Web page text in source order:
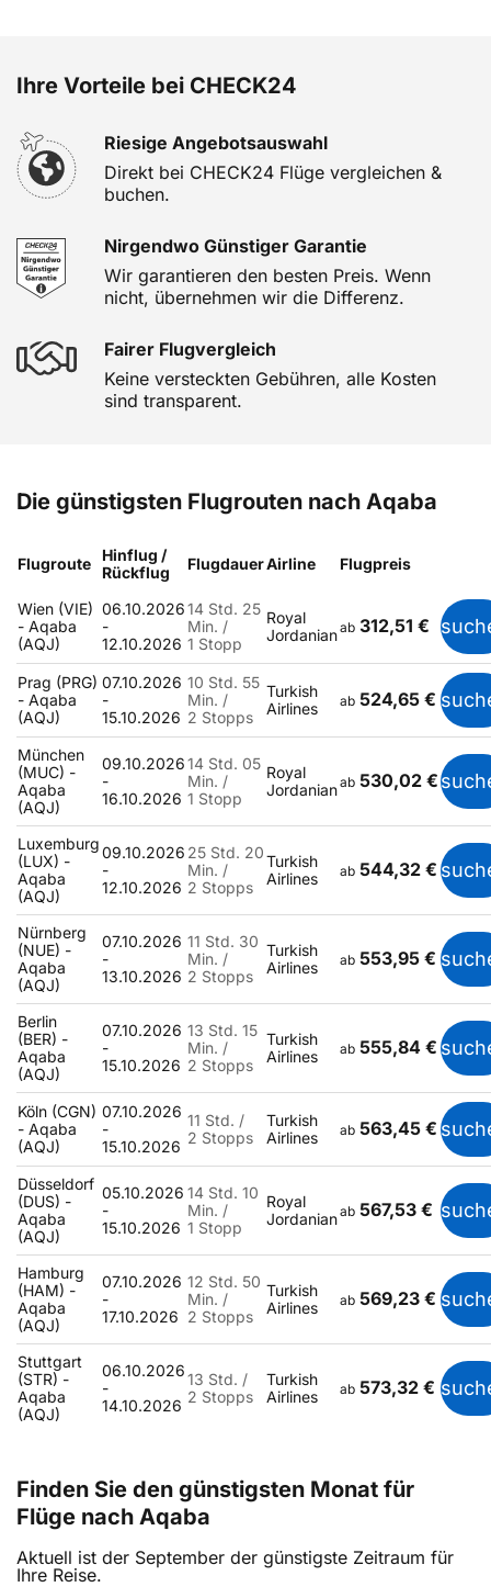
Ihre Vorteile bei CHECK24
Riesige Angebotsauswahl
Direkt bei CHECK24 Flüge vergleichen &
buchen.
Nirgendwo Günstiger Garantie
Wir garantieren den besten Preis. Wenn
nicht, übernehmen wir die Differenz.
Fairer Flugvergleich
Keine versteckten Gebühren, alle Kosten
sind transparent.
Die günstigsten Flugrouten nach Aqaba
Flugroute
Hinflug /
Rückflug
FlugdauerAirline Flugpreis
Wien (VIE)
- Aqaba
(AQJ)
06.10.2026
-
12.10.2026
14 Std. 25
Min. /
1 Stopp
Royal
Jordanianab 312,51 €
Prag (PRG)
- Aqaba
(AQJ)
07.10.2026
-
15.10.2026
10 Std. 55
Min. /
2 Stopps
Turkish
Airlines
ab 524,65 €
München
(MUC) -
Aqaba
(AQJ)
09.10.2026
-
16.10.2026
14 Std. 05
Min. /
1 Stopp
Royal
Jordanianab 530,02 €
Luxemburg
(LUX) -
Aqaba
(AQJ)
09.10.2026
-
12.10.2026
25 Std. 20
Min. /
2 Stopps
Turkish
Airlines
ab 544,32 €
Nürnberg
(NUE) -
Aqaba
(AQJ)
07.10.2026
-
13.10.2026
11 Std. 30
Min. /
2 Stopps
Turkish
Airlines
ab 553,95 €
Berlin
(BER) -
Aqaba
(AQJ)
07.10.2026
-
15.10.2026
13 Std. 15
Min. /
2 Stopps
Turkish
Airlines
ab 555,84 €
Köln (CGN)
- Aqaba
(AQJ)
07.10.2026
-
15.10.2026
11 Std. /
2 Stopps
Turkish
Airlines
ab 563,45 €
Düsseldorf
(DUS) -
Aqaba
(AQJ)
05.10.2026
-
15.10.2026
14 Std. 10
Min. /
1 Stopp
Royal
Jordanianab 567,53 €
Hamburg
(HAM) -
Aqaba
(AQJ)
07.10.2026
-
17.10.2026
12 Std. 50
Min. /
2 Stopps
Turkish
Airlines
ab 569,23 €
Stuttgart
(STR) -
Aqaba
(AQJ)
06.10.2026
-
14.10.2026
13 Std. /
2 Stopps
Turkish
Airlines
ab 573,32 €
Finden Sie den günstigsten Monat für
Flüge nach Aqaba
Aktuell ist der September der günstigste Zeitraum für
Ihre Reise.